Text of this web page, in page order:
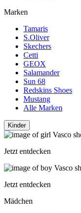
Marken
Tamaris
S.Oliver
Skechers
Cetti
GEOX
Salamander
Sun 68
Redskins Shoes
Mustang
Alle Marken
Kinder
Jetzt entdecken
Jetzt entdecken
Mädchen